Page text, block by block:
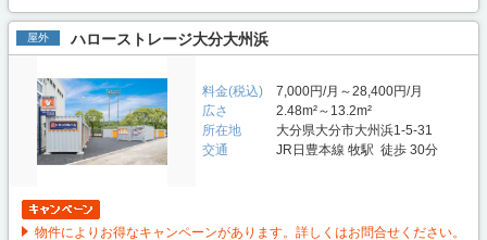
屋外 ハローストレージ大分大州浜
料金(税込)
7,000円/月～28,400円/月
広さ
2.48m²～13.2m²
所在地
大分県大分市大州浜1-5-31
交通
JR日豊本線 牧駅 徒歩 30分
物件によりお得なキャンペーンがあります。詳しくはお問合せください。